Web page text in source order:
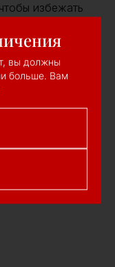
вы должны
больше. Вам
избежать